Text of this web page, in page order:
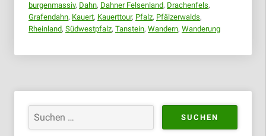
burgenmassiv, Dahn, Dahner Felsenland, Drachenfels,
Grafendahn, Kauert, Kauerttour, Pfalz, Pfälzerwalds,
Rheinland, Südwestpfalz, Tanstein, Wandern, Wanderung